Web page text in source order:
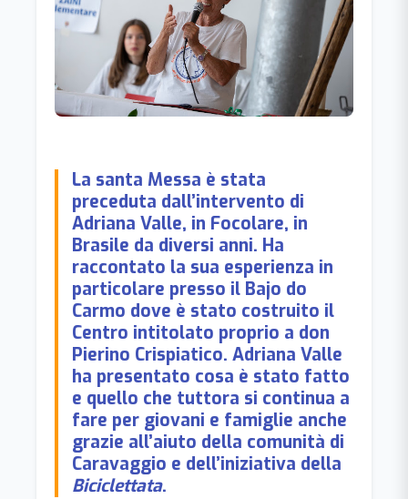
La santa Messa è stata
preceduta dall’intervento di
Adriana Valle, in Focolare, in
Brasile da diversi anni. Ha
raccontato la sua esperienza in
particolare presso il Bajo do
Carmo dove è stato costruito il
Centro intitolato proprio a don
Pierino Crispiatico. Adriana Valle
ha presentato cosa è stato fatto
e quello che tuttora si continua a
fare per giovani e famiglie anche
grazie all’aiuto della comunità di
Caravaggio e dell’iniziativa della
Biciclettata.